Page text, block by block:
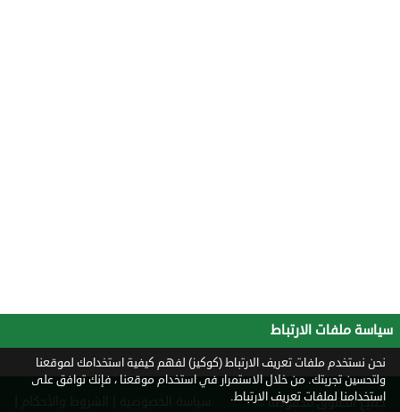
جميع الحقوق محفوظة ©
سياسة ملفات الارتباط
نحن نستخدم ملفات تعريف الارتباط (كوكيز) لفهم كيفية استخدامك لموقعنا
ولتحسين تجربتك. من خلال الاستمرار في استخدام موقعنا ، فإنك توافق على
استخدامنا لملفات تعريف الارتباط.